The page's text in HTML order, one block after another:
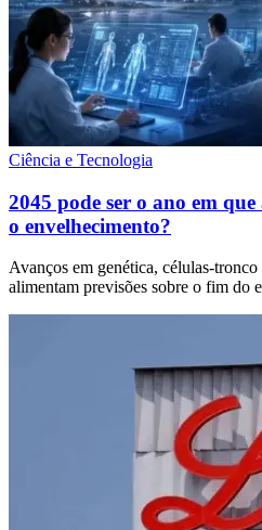
Ciência e Tecnologia
2045 pode ser o ano em
o envelhecimento?
Avanços em genética, células-
alimentam previsões sobre o fim do